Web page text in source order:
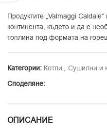
Продуктите „Valmaggi
континента, където и да е
топлина под формата на
Категории: Котли
Сушилни и
Споделяне:
ОПИСАНИЕ